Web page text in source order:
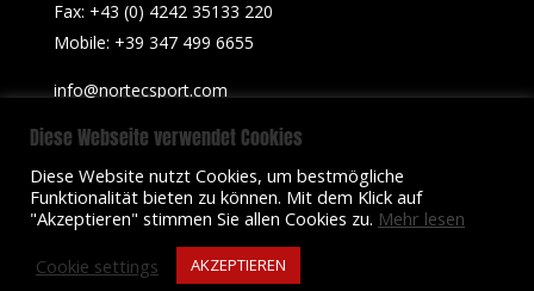
Fax: +43 (0) 4242 35133 220
Mobile: +39 347 499 6655​
info@nortecsport.com
© NORTEC Sport 2012-2023
Cookies
Impressum
Privacy
AGB – Allgemeine Geschäftsbedingungen
Diese Webseite verwendet Cookies
Diese Website nutzt Cookies, um bestmögliche
Funktionalität bieten zu können. Mit dem Klick auf
"Akzeptieren" stimmen Sie allen Cookies zu. Mehr lesen
Cookie settings
AKZEPTIEREN